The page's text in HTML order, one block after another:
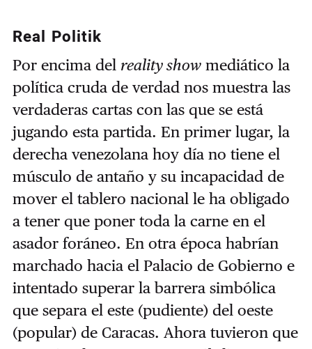
Real Politik
Por encima del reality showmediático la
política cruda de verdad nos muestra las
verdaderas cartas con las que se está
jugando esta partida. En primer lugar, la
derecha venezolana hoy día no tiene el
músculo de antaño y su incapacidad de
mover el tablero nacional le ha obligado
a tener que poner toda la carne en el
asador foráneo. En otra época habrían
marchado hacia el Palacio de Gobierno e
intentado superar la barrera simbólica
que separa el este (pudiente) del oeste
(popular) de Caracas. Ahora tuvieron que